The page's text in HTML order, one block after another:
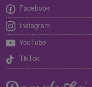
Facebook
Instagram
YouTube
TikTok